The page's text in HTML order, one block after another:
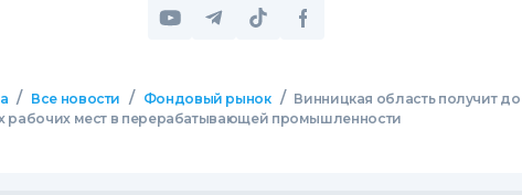
/ Все новости / Фондовый рынок / Винницкая область получит до
рабочих мест в перерабатывающей промышленности